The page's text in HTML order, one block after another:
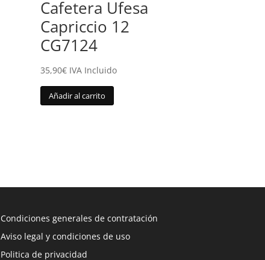
Cafetera Ufesa
Capriccio 12
CG7124
35,90€ IVA Incluido
Añadir al carrito
Condiciones generales de contratación
Aviso legal y condiciones de uso
Politica de privacidad